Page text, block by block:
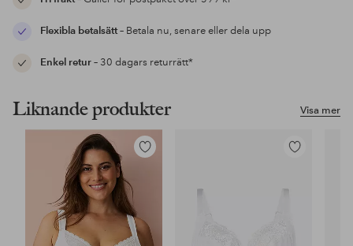
Flexibla betalsätt– Betala nu, senare eller dela upp
Enkel retur– 30 dagars returrätt*
Visa mer
Liknande produkter
Lägg
Lägg